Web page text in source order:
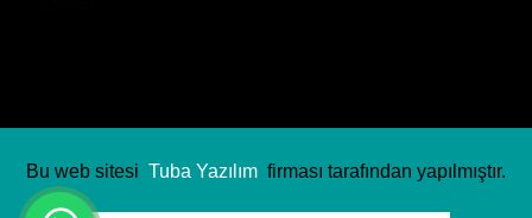
Bu web sitesi Tuba Yazılım firması tarafından yapılmıştır.